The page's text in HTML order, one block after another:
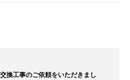
換工事のご依頼をいただきまし